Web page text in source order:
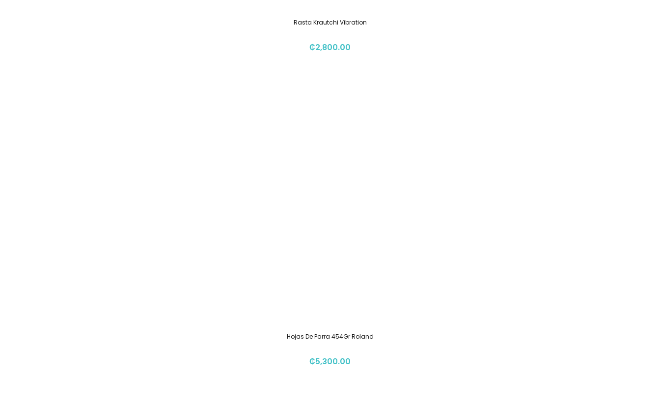
Rasta Krautchi Vibration
₡2,800.00
Hojas De Parra 454Gr Roland
₡5,300.00